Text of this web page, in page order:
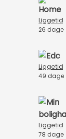
Liggetid
26 dage
Liggetid
49 dage
Liggetid
78 dage